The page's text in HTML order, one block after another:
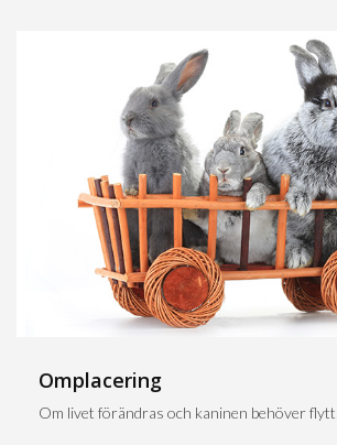
Omplacering
Om livet förändras och kaninen behöver